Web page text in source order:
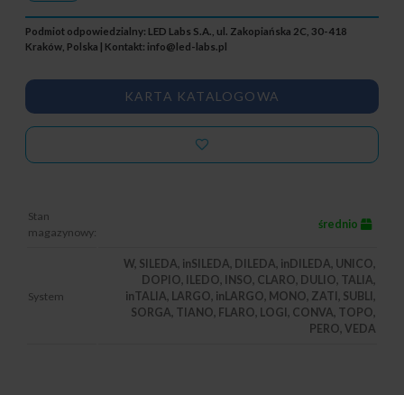
Stan
magazynowy:
średnio
System
W, SILEDA, inSILEDA, DILEDA, inDILEDA, UNICO,
DOPIO, ILEDO, INSO, CLARO, DULIO, TALIA,
inTALIA, LARGO, inLARGO, MONO, ZATI, SUBLI,
SORGA, TIANO, FLARO, LOGI, CONVA, TOPO,
PERO, VEDA
KARTA KATALOGOWA
Podmiot odpowiedzialny: LED Labs S.A., ul. Zakopiańska 2C, 30-418
Kraków, Polska | Kontakt: info@led-labs.pl